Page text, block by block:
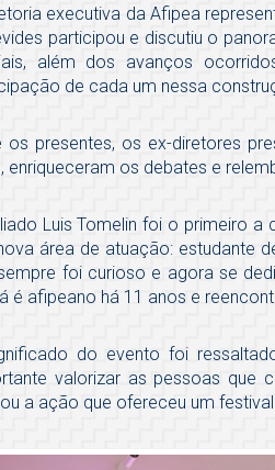
executiva da Afipea
participou e discutiu o
além dos avanços
de cada um nessa
os presentes, os ex-diretores
enriqueceram os debates e
Luis Tomelin foi o primeiro
área de atuação: estudante
foi curioso e agora se
é afipeano há 11 anos e
do evento foi
valorizar as pessoas que
a ação que ofereceu um